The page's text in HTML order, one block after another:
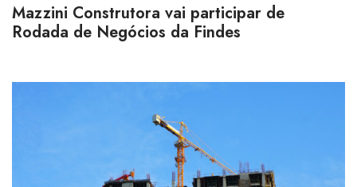
Mazzini Construtora vai participar de
Rodada de Negócios da Findes